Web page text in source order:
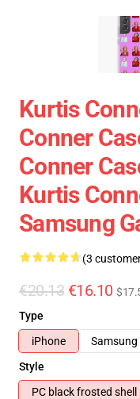
Kurtis
Conner
Conner
Kurtis
Samsung
(3
€20.13 €16.10
Type
iPhone
Samsung
Style
PC black frosted shell